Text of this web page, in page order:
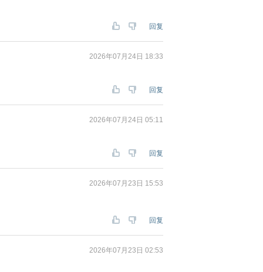
回复
2026年07月24日 18:33
回复
2026年07月24日 05:11
回复
2026年07月23日 15:53
回复
2026年07月23日 02:53